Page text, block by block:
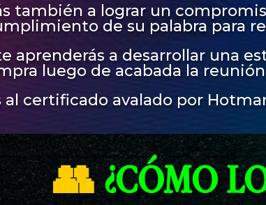
también a lograr un
de su palabra para
aprenderás a desarrollar una
luego de acabada la
al certificado avalado por
👥¿CÓMO